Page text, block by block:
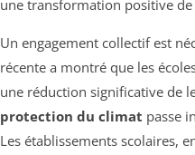
une transformation positive
Un engagement collectif est
récente a montré que les
une réduction significative de
protection du climat passe
Les établissements scolaires,